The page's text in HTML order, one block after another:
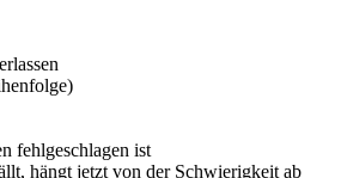
fehlgeschlagen ist
hängt jetzt von der Schwierigkeit ab